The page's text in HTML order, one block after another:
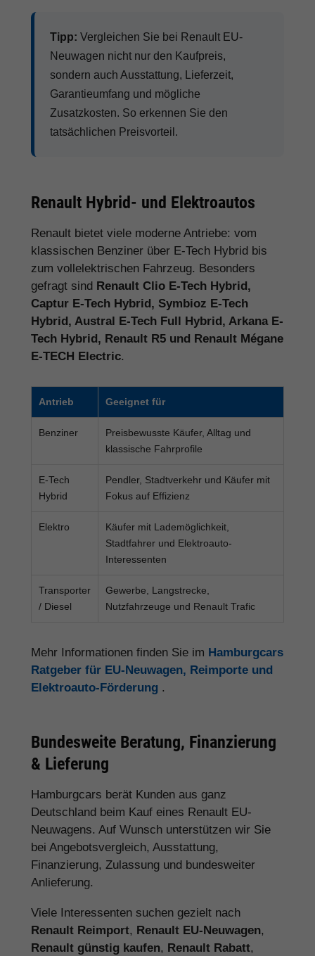
Tipp: Vergleichen Sie bei Renault EU-
Neuwagen nicht nur den Kaufpreis,
sondern auch Ausstattung, Lieferzeit,
Garantieumfang und mögliche
Zusatzkosten. So erkennen Sie den
tatsächlichen Preisvorteil.
Renault Hybrid- und Elektroautos
Renault bietet viele moderne Antriebe: vom
klassischen Benziner über E-Tech Hybrid bis
zum vollelektrischen Fahrzeug. Besonders
gefragt sind Renault Clio E-Tech Hybrid,
Captur E-Tech Hybrid, Symbioz E-Tech
Hybrid, Austral E-Tech Full Hybrid, Arkana E-
Tech Hybrid, Renault R5 und Renault Mégane
E-TECH Electric.
Antrieb Geeignet für
Benziner
Preisbewusste Käufer, Alltag und
klassische Fahrprofile
E-Tech
Hybrid
Pendler, Stadtverkehr und Käufer mit
Fokus auf Effizienz
Elektro
Käufer mit Lademöglichkeit,
Stadtfahrer und Elektroauto-
Interessenten
Transporter
/ Diesel
Gewerbe, Langstrecke,
Nutzfahrzeuge und Renault Trafic
Mehr Informationen finden Sie im Hamburgcars
Ratgeber für EU-Neuwagen, Reimporte und
Elektroauto-Förderung .
Bundesweite Beratung, Finanzierung
& Lieferung
Hamburgcars berät Kunden aus ganz
Deutschland beim Kauf eines Renault EU-
Neuwagens. Auf Wunsch unterstützen wir Sie
bei Angebotsvergleich, Ausstattung,
Finanzierung, Zulassung und bundesweiter
Anlieferung.
Viele Interessenten suchen gezielt nach
Renault Reimport, Renault EU-Neuwagen,
Renault günstig kaufen, Renault Rabatt,